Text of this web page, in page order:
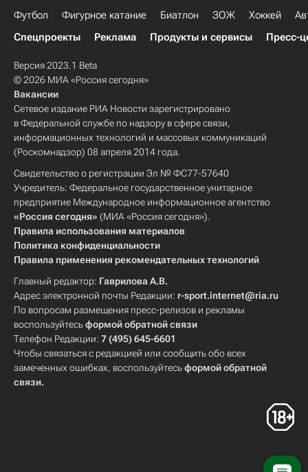
Футбол Фигурное катание Биатлон ЗОЖ Хоккей
Спецпроекты
Реклама Продукты и сервисы Пресс-
Версия 2023.1 Beta
© 2026 МИА «Россия сегодня»
Вакансии
Сетевое издание РИА Новости зарегистрировано
в Федеральной службе по надзору в сфере связи,
информационных технологий и массовых коммуникаций
(Роскомнадзор) 08 апреля 2014 года.
Свидетельство о регистрации Эл № ФС77-57640
Учредитель: Федеральное государственное унитарное
предприятие Международное информационное агентство
«Россия сегодня» (МИА «Россия сегодня»).
Правила использования материалов
Политика конфиденциальности
Правила применения рекомендательных технологий
Главный редактор: Гаврилова А.В.
Адрес электронной почты Редакции: r-sport.internet@ria.ru
По вопросам размещения пресс-релизов и рекламы
воспользуйтесьформой обратной связи
Телефон Редакции: 7 (495) 645-6601
Чтобы связаться с редакцией или сообщить обо всех
замеченных ошибках, воспользуйтесьформой обратной
связи.